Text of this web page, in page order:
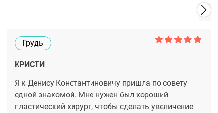
Грудь
КРИСТИ
Я к Денису Константиновичу пришла по совету
одной знакомой. Мне нужен был хороший
пластический хирург, чтобы сделать увеличение